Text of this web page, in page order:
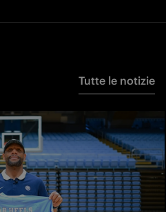
Tutte le notizie